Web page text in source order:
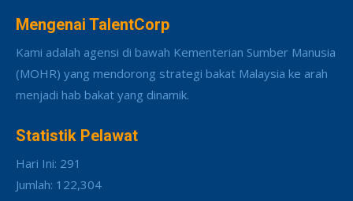
Mengenai TalentCorp
Kami adalah agensi di bawah Kementerian Sumber Manusia
(MOHR) yang mendorong strategi bakat Malaysia ke arah
menjadi hab bakat yang dinamik.
Statistik Pelawat
Hari Ini: 291
Jumlah: 122,304